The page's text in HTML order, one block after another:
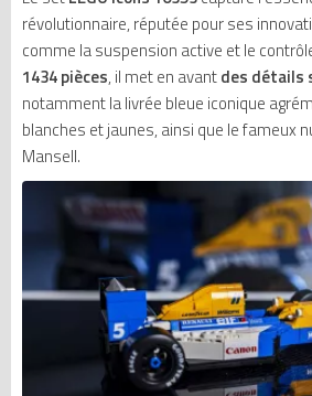
révolutionnaire, réputée pour ses
comme la suspension active et le
1434 pièces, il met en avantdes détails
notamment la livrée bleue iconique
blanches et jaunes, ainsi que le fameux
Mansell.